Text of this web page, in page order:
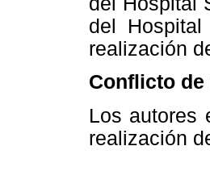
del
realización
Conflicto de
Los autores
realización